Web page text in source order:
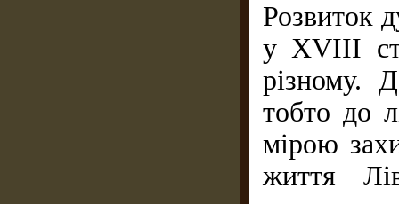
Розвиток
у XVIII ст.
різному.
тобто до
мірою
життя